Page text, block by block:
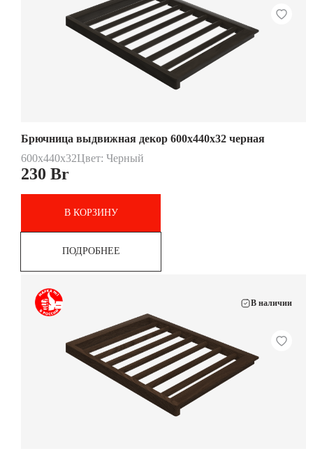
Брючница выдвижная декор 600х440х32 черная
600х440х32Цвет: Черный
230 Br
В КОРЗИНУ
ПОДРОБНЕЕ
В наличии